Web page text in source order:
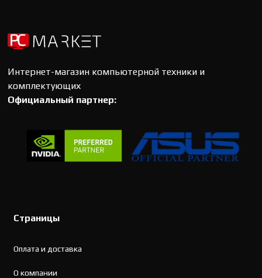
Интернет-магазин компьютерной техники и
комплектующих
Официальный партнер:
Страницы
Оплата и доставка
О компании